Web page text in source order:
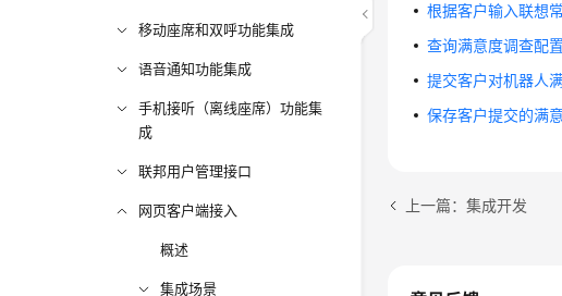
移动座席和双呼功能集成
语音通知功能集成
手机接听（离线座席）功能集
成
联邦用户管理接口
网页客户端接入
概述
集成场景
根据客户输入联想
查询满意度调查配
提交客户对机器人
保存客户提交的满
上一篇：集成开发